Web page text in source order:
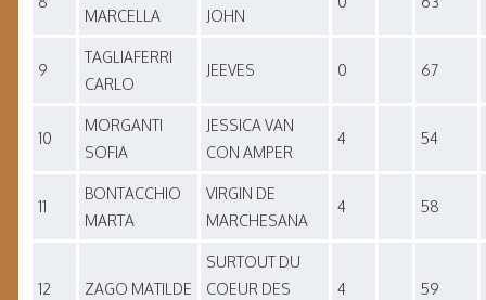
MARCELLA
JOHN
9
TAGLIAFERRI
CARLO
JEEVES 0 67
10
MORGANTI
SOFIA
JESSICA VAN
CON AMPER
4 54
11
BONTACCHIO
MARTA
VIRGIN DE
MARCHESANA
4 58
12 ZAGO MATILDE
SURTOUT DU
COEUR DES
4 59